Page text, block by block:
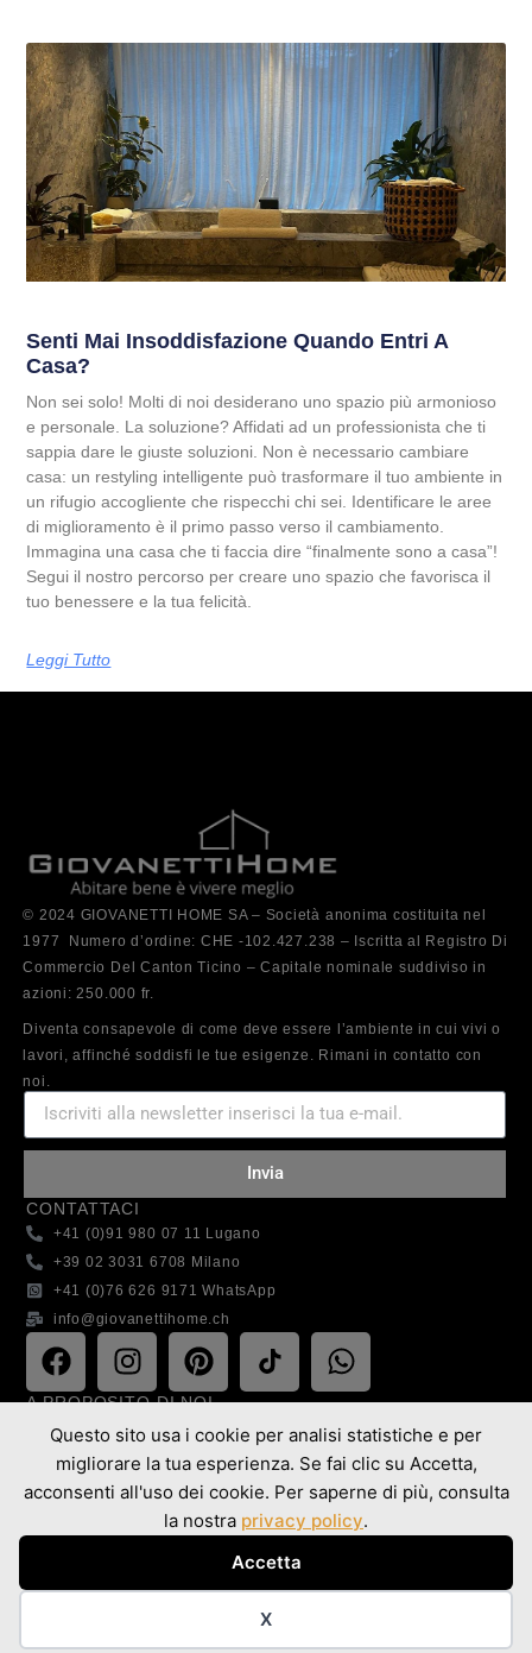
Questo sito usa i cookie per analisi statistiche e per
migliorare la tua esperienza. Se fai clic su Accetta,
acconsenti all'uso dei cookie. Per saperne di più, consulta
la nostra privacy policy.
Accetta
X
Senti Mai Insoddisfazione Quando Entri A
Casa?
Non sei solo! Molti di noi desiderano uno spazio più armonioso
e personale. La soluzione? Affidati ad un professionista che ti
sappia dare le giuste soluzioni. Non è necessario cambiare
casa: un restyling intelligente può trasformare il tuo ambiente in
un rifugio accogliente che rispecchi chi sei. Identificare le aree
di miglioramento è il primo passo verso il cambiamento.
Immagina una casa che ti faccia dire “finalmente sono a casa”!
Segui il nostro percorso per creare uno spazio che favorisca il
tuo benessere e la tua felicità.
Leggi Tutto
© 2024 GIOVANETTI HOME SA – Società anonima costituita nel
1977 Numero d’ordine: CHE -102.427.238 – Iscritta al Registro Di
Commercio Del Canton Ticino – Capitale nominale suddiviso in
azioni: 250.000 fr.
Diventa consapevole di come deve essere l’ambiente in cui vivi o
lavori, affinché soddisfi le tue esigenze. Rimani in contatto con
noi.
Invia
CONTATTACI
+41 (0)91 980 07 11 Lugano
+39 02 3031 6708 Milano
+41 (0)76 626 9171 WhatsApp
info@giovanettihome.ch
A PROPOSITO DI NOI
Chi Siamo
La Nostra Visione
Dove operiamo
LINGUE